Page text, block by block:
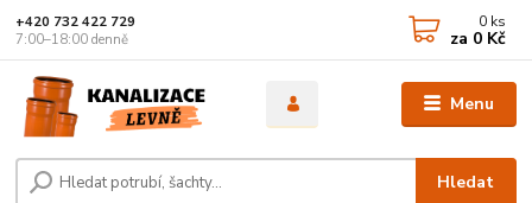
Menu
Hledat
+420 732 422 729
7:00–18:00 denně
0 ks
za 0 Kč